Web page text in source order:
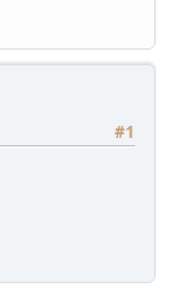
#1